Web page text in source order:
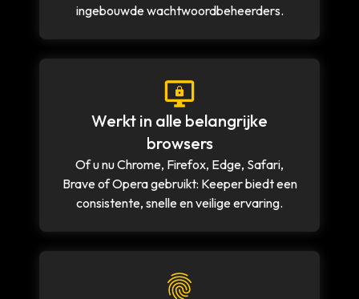
ingebouwde wachtwoordbeheerders.
Werkt in alle belangrijke
browsers
Of u nu Chrome, Firefox, Edge, Safari,
Brave of Opera gebruikt: Keeper biedt een
consistente, snelle en veilige ervaring.